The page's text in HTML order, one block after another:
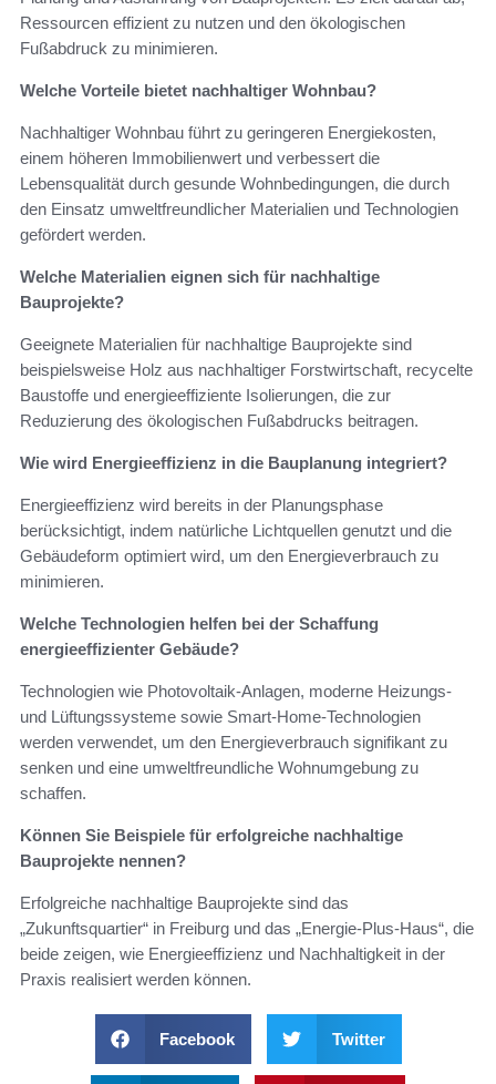
Ressourcen effizient zu nutzen und den ökologischen
Fußabdruck zu minimieren.
Welche Vorteile bietet nachhaltiger Wohnbau?
Nachhaltiger Wohnbau führt zu geringeren Energiekosten,
einem höheren Immobilienwert und verbessert die
Lebensqualität durch gesunde Wohnbedingungen, die durch
den Einsatz umweltfreundlicher Materialien und Technologien
gefördert werden.
Welche Materialien eignen sich für nachhaltige
Bauprojekte?
Geeignete Materialien für nachhaltige Bauprojekte sind
beispielsweise Holz aus nachhaltiger Forstwirtschaft, recycelte
Baustoffe und energieeffiziente Isolierungen, die zur
Reduzierung des ökologischen Fußabdrucks beitragen.
Wie wird Energieeffizienz in die Bauplanung integriert?
Energieeffizienz wird bereits in der Planungsphase
berücksichtigt, indem natürliche Lichtquellen genutzt und die
Gebäudeform optimiert wird, um den Energieverbrauch zu
minimieren.
Welche Technologien helfen bei der Schaffung
energieeffizienter Gebäude?
Technologien wie Photovoltaik-Anlagen, moderne Heizungs-
und Lüftungssysteme sowie Smart-Home-Technologien
werden verwendet, um den Energieverbrauch signifikant zu
senken und eine umweltfreundliche Wohnumgebung zu
schaffen.
Können Sie Beispiele für erfolgreiche nachhaltige
Bauprojekte nennen?
Erfolgreiche nachhaltige Bauprojekte sind das
„Zukunftsquartier“ in Freiburg und das „Energie-Plus-Haus“, die
beide zeigen, wie Energieeffizienz und Nachhaltigkeit in der
Praxis realisiert werden können.
Facebook Twitter